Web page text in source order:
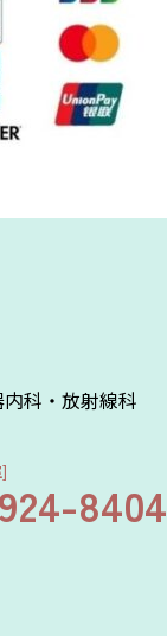
科・放射線科
8404